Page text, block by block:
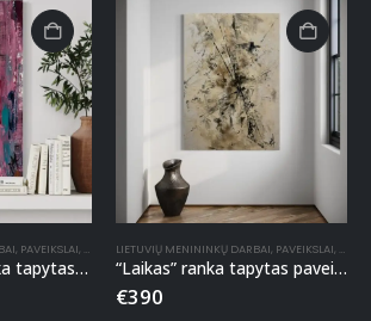
, PAVEIKSLAI, RANKA TAPYTI PAVEIKSLAI
“Candy Shop” ranka tapytas paveikslas
LIETUVIŲ MENININKŲ DARBAI, PAVEIKSLAI,
“Laikas” ranka tapytas paveikslas
€390